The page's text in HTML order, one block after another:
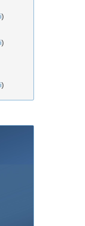
)
)
)